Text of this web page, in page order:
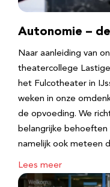
Autonomie –
Naar aanleiding van
theatercollege
het Fulcotheater in
weken in onze
de opvoeding. We
belangrijke behoeften
namelijk ook meteen
Lees meer